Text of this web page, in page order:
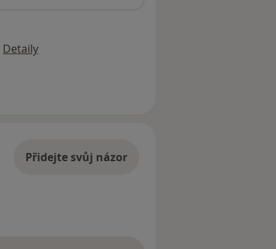
Detaily
Přidejte svůj názor